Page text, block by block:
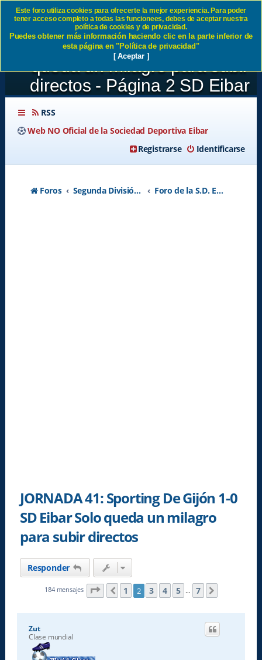
JORNADA 41: Sporting De
Gijón 1-0 SD Eibar Solo
queda un milagro para subir
directos - Página 2 SD Eibar
RSS
Web NO Oficial de la Sociedad Deportiva Eibar
Identificarse
Registrarse
Foros Segunda División A - Temporada 2026-2027 Foro de la S.D. Eibar
JORNADA 41: Sporting De Gijón 1-0
SD Eibar Solo queda un milagro
para subir directos
Responder
184 mensajes Página de 7
Anterior
1 2 3 4 5 … 7
Zut
Clase mundial
Este foro utiliza cookies para ofrecerte la mejor experiencia. Para poder
tener acceso completo a todas las funcionees, debes de aceptar nuestra
política de cookies y de privacidad.
Puedes obtener más información haciendo clic en la parte inferior de
esta página en "Política de privacidad"
[ Aceptar ]